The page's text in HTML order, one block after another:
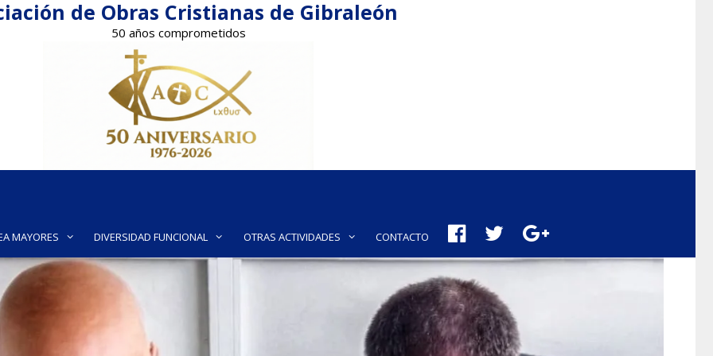
de Obras Cristianas de Gibraleón
50 años comprometidos
MAYORES DIVERSIDAD FUNCIONAL OTRAS ACTIVIDADES CONTACTO